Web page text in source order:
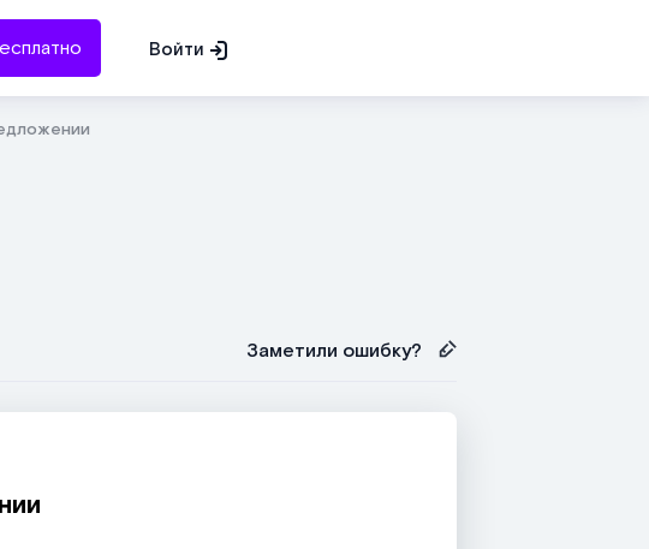
Войти
Заметили ошибку?